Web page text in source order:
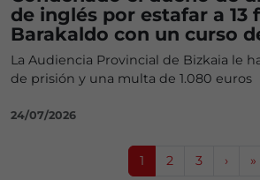
de inglés por estafar a 13
Barakaldo con un curso
La Audiencia Provincial de Bizkaia le
de prisión y una multa de 1.080 euros
24/07/2026
Current Page
1 Page
2 Page
3 › »